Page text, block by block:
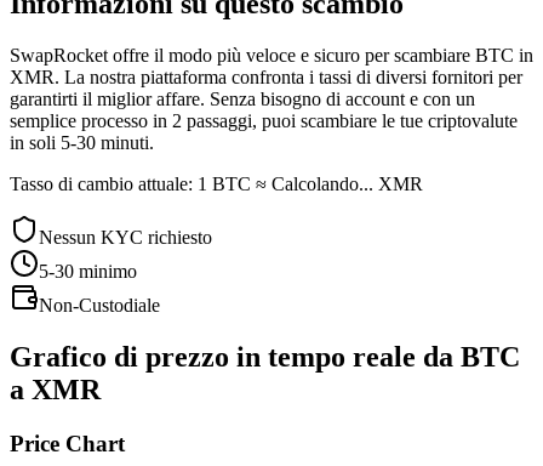
SwapRocket offre il modo più veloce e sicuro per scambiare BTC in
XMR. La nostra piattaforma confronta i tassi di diversi fornitori per
garantirti il miglior affare. Senza bisogno di account e con un
semplice processo in 2 passaggi, puoi scambiare le tue criptovalute
in soli 5-30 minuti.
Tasso di cambio attuale: 1 BTC ≈ Calcolando... XMR
Nessun KYC richiesto
5-30 minimo
Non-Custodiale
Grafico di prezzo in tempo reale da BTC
a XMR
Price Chart